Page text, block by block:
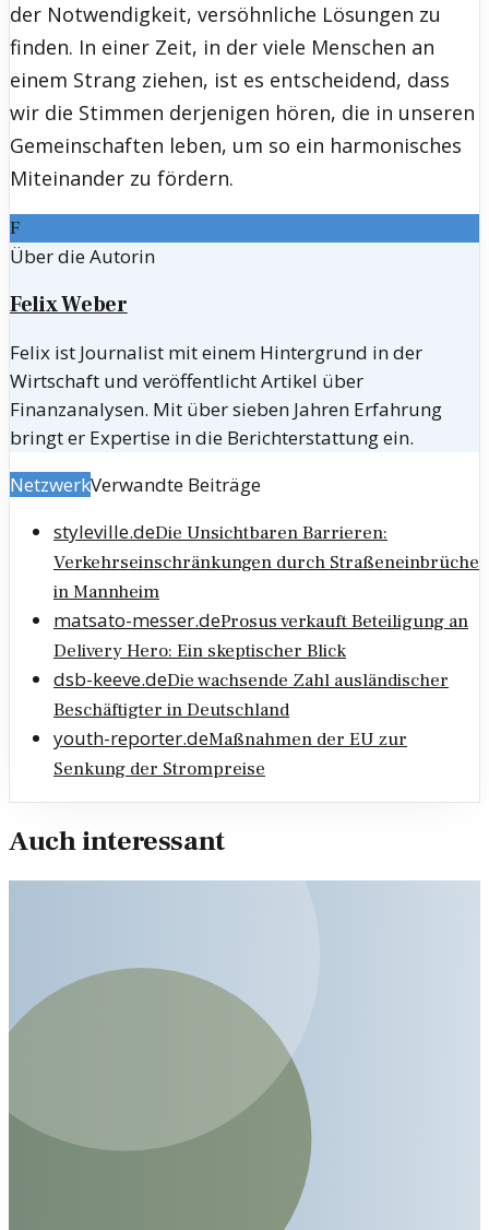
der Notwendigkeit, versöhnliche Lösungen zu
finden. In einer Zeit, in der viele Menschen an
einem Strang ziehen, ist es entscheidend, dass
wir die Stimmen derjenigen hören, die in unseren
Gemeinschaften leben, um so ein harmonisches
Miteinander zu fördern.
F
Über die Autorin
Felix Weber
Felix ist Journalist mit einem Hintergrund in der
Wirtschaft und veröffentlicht Artikel über
Finanzanalysen. Mit über sieben Jahren Erfahrung
bringt er Expertise in die Berichterstattung ein.
NetzwerkVerwandte Beiträge
styleville.deDie Unsichtbaren Barrieren:
Verkehrseinschränkungen durch Straßeneinbrüche
in Mannheim
matsato-messer.deProsus verkauft Beteiligung an
Delivery Hero: Ein skeptischer Blick
dsb-keeve.deDie wachsende Zahl ausländischer
Beschäftigter in Deutschland
youth-reporter.deMaßnahmen der EU zur
Senkung der Strompreise
Auch interessant